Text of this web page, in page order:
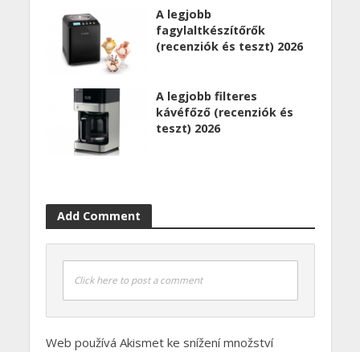
A legjobb
fagylaltkészítőrők
(recenziók és teszt) 2026
A legjobb filteres
kávéfőző (recenziók és
teszt) 2026
Add Comment
Click here to post a comment
Web používá Akismet ke snížení množství